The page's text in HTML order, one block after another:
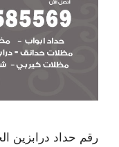
رقم حداد درابزين